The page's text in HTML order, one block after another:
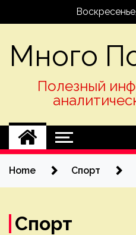
Много
Полезный
Home Спорт
Спорт